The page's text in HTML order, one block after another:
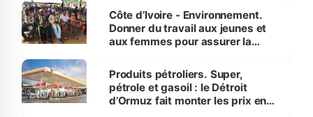
Côte d’Ivoire - Environnement.
Donner du travail aux jeunes et
aux femmes pour assurer la
menacées
Produits pétroliers. Super,
pétrole et gasoil : le Détroit
d’Ormuz fait monter les prix en